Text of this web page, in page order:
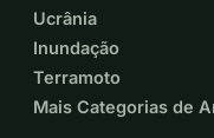
Ucrânia
Inundação
Terramoto
Mais Categorias de